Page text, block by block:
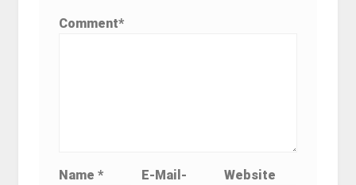
Comment*
Name*
E-Mail-
Website